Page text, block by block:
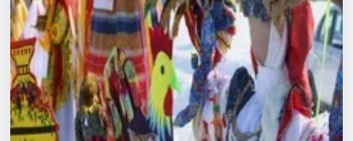
Спорт
События
Города